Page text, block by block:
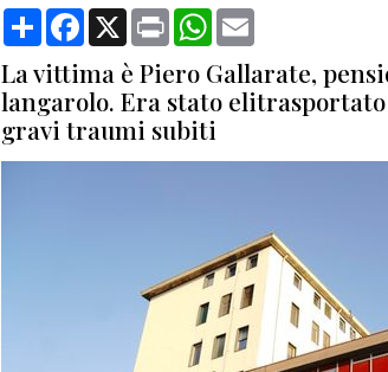
CondividiFacebook
X Print WhatsApp
La vittima è Piero Gallarate,
langarolo. Era stato
gravi traumi subiti